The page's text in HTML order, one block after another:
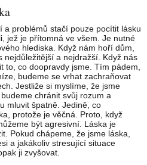
a problémů stačí pouze pocítit lásku
jež je přítomná ve všem. Je nutné
hlediska. Když nám hoří dům,
nejdůležitější a nejdražší. Když nás
to, co doopravdy jsme. Tím pádem,
budeme se vrhat zachraňovat
Jestliže si myslíme, že jsme
chránit svůj rozum a
mluvit špatně. Jedině, co
protože je věčná. Proto, když
být agresivní. Láska je
Pokud chápeme, že jsme láska,
a jakákoliv stresující situace
ji zvyšovat.